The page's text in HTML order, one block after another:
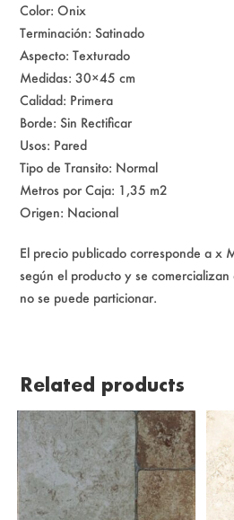
Color: Onix
Terminación: Satinado
Aspecto: Texturado
Medidas: 30×45 cm
Calidad: Primera
Borde: Sin Rectificar
Usos: Pared
Tipo de Transito: Normal
Metros por Caja: 1,35 m2
Origen: Nacional
El precio publicado corresponde a x
según el producto y se
no se puede particionar.
Related products